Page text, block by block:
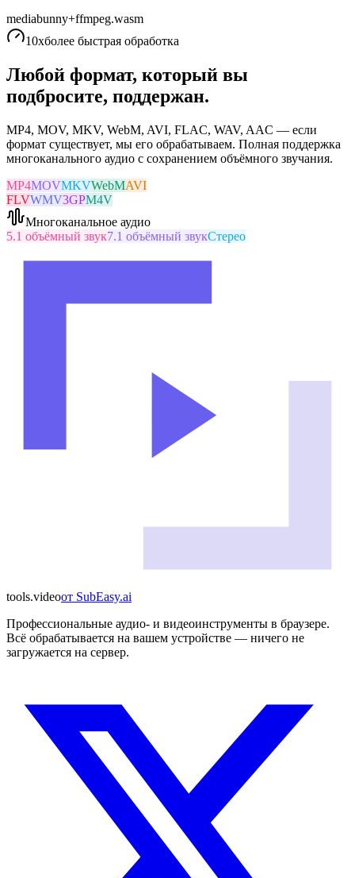
mediabunny+ffmpeg.wasm
10xболее быстрая обработка
Любой формат, который вы
подбросите, поддержан.
MP4, MOV, MKV, WebM, AVI, FLAC, WAV, AAC — если
формат существует, мы его обрабатываем. Полная поддержка
многоканального аудио с сохранением объёмного звучания.
MP4MOVMKVWebMAVI
FLVWMV3GPM4V
Многоканальное аудио
5.1 объёмный звук7.1 объёмный звукСтерео
tools.videoот SubEasy.ai
Профессиональные аудио- и видеоинструменты в браузере.
Всё обрабатывается на вашем устройстве — ничего не
загружается на сервер.